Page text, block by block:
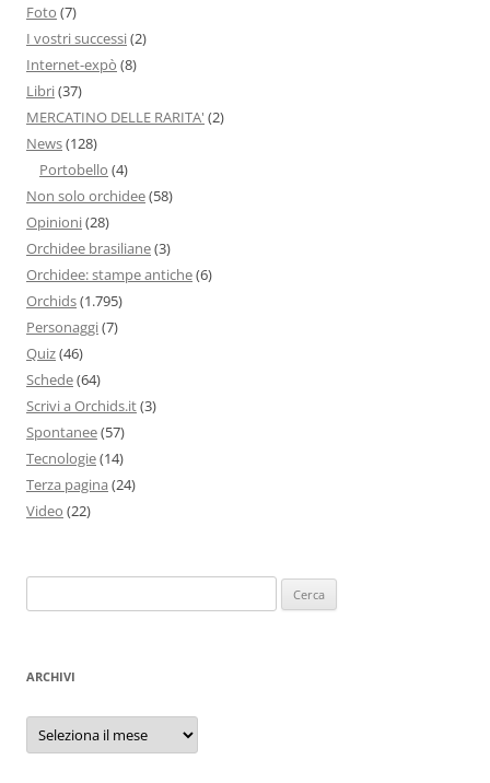
Foto (7)
I vostri successi(2)
Internet-expò (8)
Libri(37)
MERCATINO DELLE RARITA' (2)
News(128)
Portobello (4)
Non solo orchidee(58)
Opinioni(28)
Orchidee brasiliane(3)
Orchidee: stampe antiche(6)
Orchids(1.795)
Personaggi(7)
Quiz(46)
Schede(64)
Scrivi a Orchids.it(3)
Spontanee(57)
Tecnologie(14)
Terza pagina (24)
Video (22)
per:
ARCHIVI
Archivi